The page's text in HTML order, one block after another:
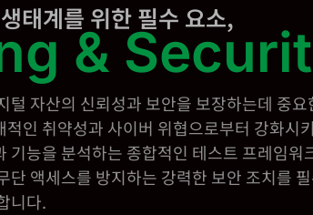
태계를 위한 필수 요소,
&
털 자산의 신뢰성과 보안을 보장하는데 중
인 취약성과 사이버 위협으로부터 강화시
기능을 분석하는 종합적인 테스트 프레임워
단 액세스를 방지하는 강력한 보안 조치를
니다.